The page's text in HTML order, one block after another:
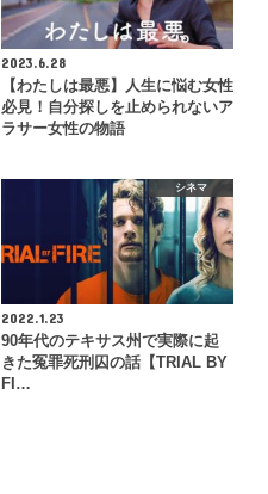
2023.6.28
【わたしは最悪】人生に悩む女性
必見！自分探しを止められないア
ラサー女性の物語
シネマ
2022.1.23
90年代のテキサス州で実際に起
きた冤罪死刑囚の話【TRIAL BY
FI…